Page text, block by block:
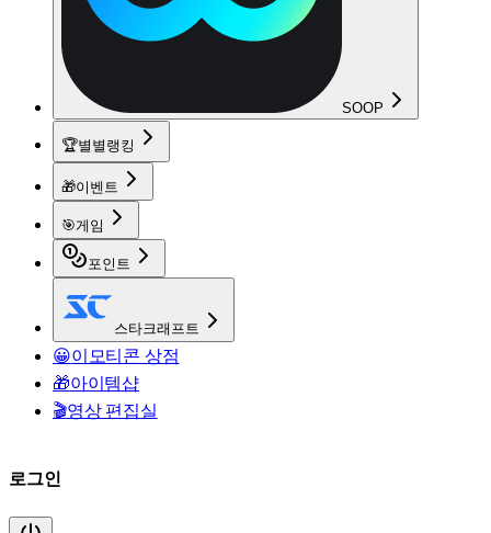
SOOP
🏆별별랭킹
🎁이벤트
🎯게임
포인트
스타크래프트
😀이모티콘 상점
🎁아이템샵
🎬영상 편집실
로그인